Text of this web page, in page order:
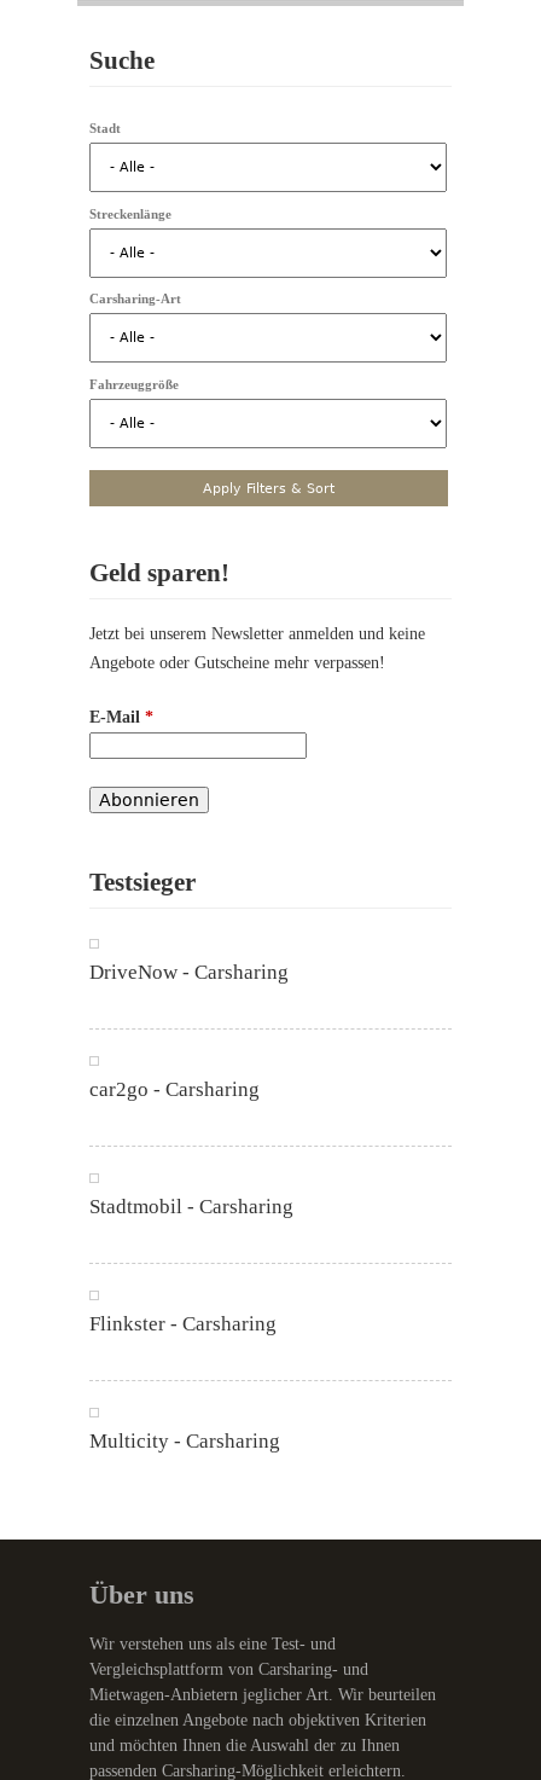
Suche
Stadt
Streckenlänge
Carsharing-Art
Fahrzeuggröße
Geld sparen!
Jetzt bei unserem Newsletter anmelden und keine
Angebote oder Gutscheine mehr verpassen!
E-Mail *
Testsieger
DriveNow - Carsharing
car2go - Carsharing
Stadtmobil - Carsharing
Flinkster - Carsharing
Multicity - Carsharing
Über uns
Wir verstehen uns als eine Test- und
Vergleichsplattform von Carsharing- und
Mietwagen-Anbietern jeglicher Art. Wir beurteilen
die einzelnen Angebote nach objektiven Kriterien
und möchten Ihnen die Auswahl der zu Ihnen
passenden Carsharing-Möglichkeit erleichtern.